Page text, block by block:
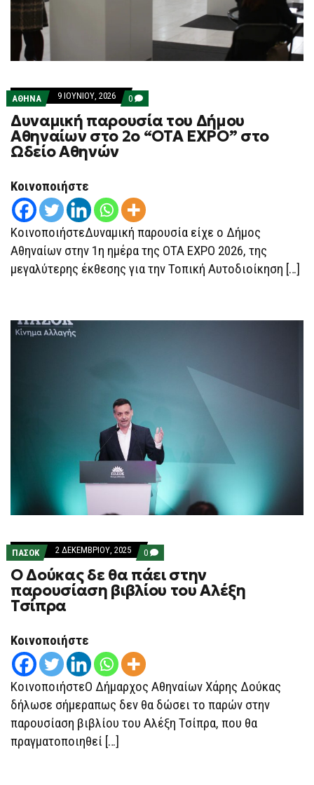
ΑΘΗΝΑ 9 ΙΟΥΝΊΟΥ, 2026 0 COMMENTS
ON
ΔΥΝΑΜΙΚΉ
ΠΑΡΟΥΣΊΑ
ΤΟΥ
EXPO”
ΣΤΟ
ΩΔΕΊΟ
ΑΘΗΝΏΝ
Δυναμική παρουσία του Δήμου
Αθηναίων στο 2ο “OTA EXPO” στο
Ωδείο Αθηνών
Κοινοποιήστε
ΚοινοποιήστεΔυναμική παρουσία είχε ο Δήμος
Αθηναίων στην 1η ημέρα της OTA EXPO 2026, της
μεγαλύτερης έκθεσης για την Τοπική Αυτοδιοίκηση […]
ΠΑΣΟΚ 2 ΔΕΚΕΜΒΡΊΟΥ, 2025 0 COMMENTS
ON
O
ΔΟΎΚΑΣ
ΔΕ
O Δούκας δε θα πάει στην
παρουσίαση βιβλίου του Αλέξη
Τσίπρα
Κοινοποιήστε
ΚοινοποιήστεΟ Δήμαρχος Αθηναίων Χάρης Δούκας
δήλωσε σήμεραπως δεν θα δώσει το παρών στην
παρουσίαση βιβλίου του Αλέξη Τσίπρα, που θα
πραγματοποιηθεί […]